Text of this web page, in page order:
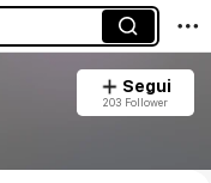
Segui
203 Follower